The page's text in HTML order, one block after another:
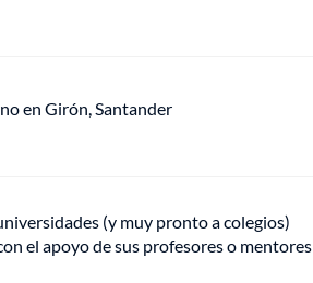
en Girón, Santander
(y muy pronto a colegios)
el apoyo de sus profesores o mentores